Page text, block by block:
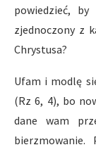
powiedzieć,
zjednoczony z
Chrystusa?
Ufam i modlę
(Rz 6, 4), bo
dane wam
bierzmowanie.